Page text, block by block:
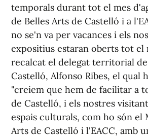
temporals durant tot el mes
de Belles Arts de Castelló i a
no se'n va per vacances i els
expositius estaran oberts tot el
recalcat el delegat territorial
Castelló, Alfonso Ribes, el qual
"creiem que hem de facilitar a
de Castelló, i els nostres
espais culturals, com ho són el
Arts de Castelló i l'EACC, amb